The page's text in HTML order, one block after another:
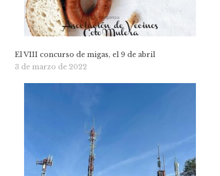
El VIII concurso de migas, el 9 de abril
3 de marzo de 2022